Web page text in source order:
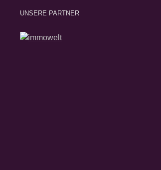
UNSERE PARTNER